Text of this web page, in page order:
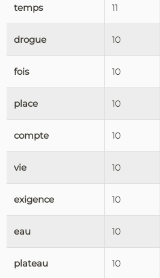
temps 11
drogue 10
fois 10
place 10
compte 10
vie 10
exigence 10
eau 10
plateau 10